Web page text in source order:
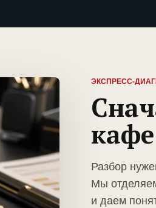
ЭКСПРЕСС-
Разбор
Мы
и даем